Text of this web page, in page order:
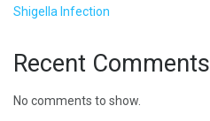
Shigella Infection
Recent Comments
No comments to show.